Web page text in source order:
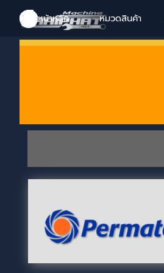
หน้าหลัก หมวดสินค้า
Skip menu
Skip menu
Skip menu
Skip menu